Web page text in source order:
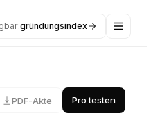
gründungsindex
PDF-Akte Pro testen